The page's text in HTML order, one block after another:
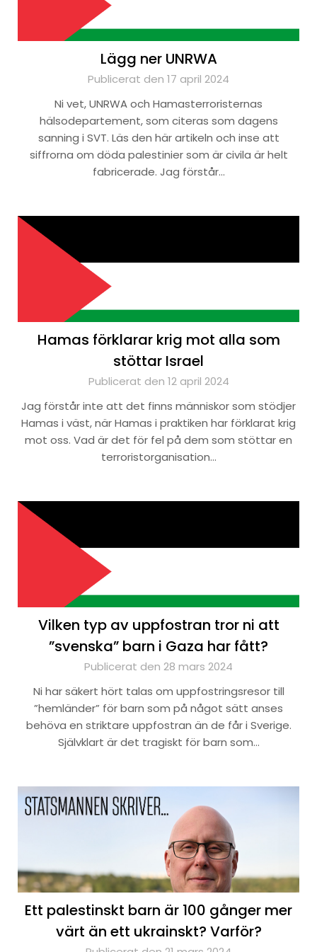
Lägg ner UNRWA
Publicerat den 17 april 2024
Ni vet, UNRWA och Hamasterroristernas
hälsodepartement, som citeras som dagens
sanning i SVT. Läs den här artikeln och inse att
siffrorna om döda palestinier som är civila är helt
fabricerade. Jag förstår…
Hamas förklarar krig mot alla som
stöttar Israel
Publicerat den 12 april 2024
Jag förstår inte att det finns människor som stödjer
Hamas i väst, när Hamas i praktiken har förklarat krig
mot oss. Vad är det för fel på dem som stöttar en
terroristorganisation…
Vilken typ av uppfostran tror ni att
”svenska” barn i Gaza har fått?
Publicerat den 28 mars 2024
Ni har säkert hört talas om uppfostringsresor till
”hemländer” för barn som på något sätt anses
behöva en striktare uppfostran än de får i Sverige.
Självklart är det tragiskt för barn som…
Ett palestinskt barn är 100 gånger mer
värt än ett ukrainskt? Varför?